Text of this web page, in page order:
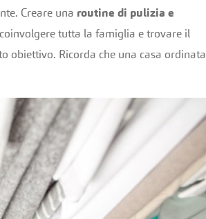
Creare una routine di pulizia e
tutta la famiglia e trovare il
obiettivo. Ricorda che una casa